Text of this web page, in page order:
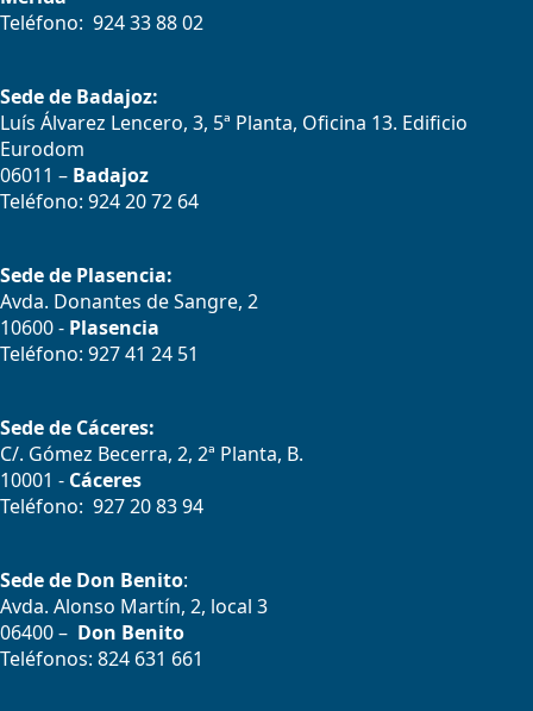
Teléfono: 924 33 88 02
Sede de Badajoz:
Luís Álvarez Lencero, 3, 5ª Planta, Oficina 13. Edificio
Eurodom
06011 – Badajoz
Teléfono: 924 20 72 64
Sede de Plasencia:
Avda. Donantes de Sangre, 2
10600 - Plasencia
Teléfono: 927 41 24 51
Sede de Cáceres:
C/. Gómez Becerra, 2, 2ª Planta, B.
10001 - Cáceres
Teléfono: 927 20 83 94
Sede de Don Benito:
Avda. Alonso Martín, 2, local 3
06400 – Don Benito
Teléfonos: 824 631 661